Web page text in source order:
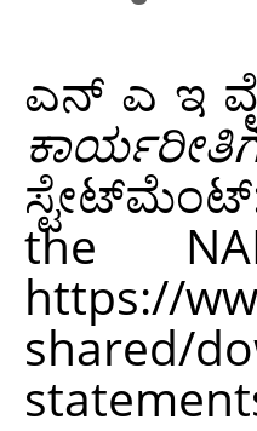
ಎನ್ ಎ ಇ
the
https://
shared/